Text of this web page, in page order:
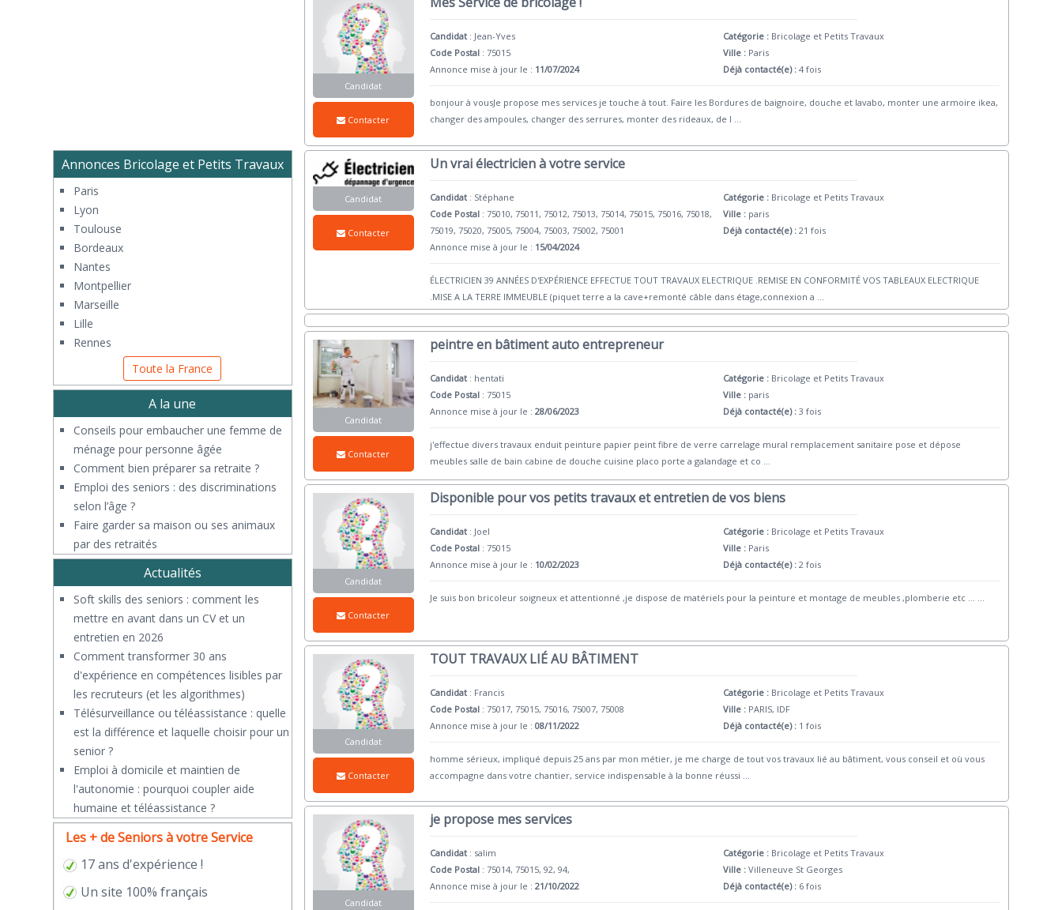
Candidat
Contacter
Candidat : Jean-Yves
Code Postal : 75015
Annonce mise à jour le : 11/07/2024
Catégorie : Bricolage et Petits Travaux
Ville : Paris
Déjà contacté(e) : 4 fois
bonjour à vousJe propose mes services je touche à tout. Faire les Bordures de baignoire, douche et lavabo, monter une armoire ikea,
changer des ampoules, changer des serrures, monter des rideaux, de l ...
Candidat
Contacter
Un vrai électricien à votre service
Candidat : Stéphane
Code Postal : 75010, 75011, 75012, 75013, 75014, 75015, 75016, 75018,
75019, 75020, 75005, 75004, 75003, 75002, 75001
Annonce mise à jour le : 15/04/2024
Catégorie : Bricolage et Petits Travaux
Ville : paris
Déjà contacté(e) : 21 fois
ÉLECTRICIEN 39 ANNÉES D'EXPÉRIENCE EFFECTUE TOUT TRAVAUX ELECTRIQUE .REMISE EN CONFORMITÉ VOS TABLEAUX ELECTRIQUE
.MISE A LA TERRE IMMEUBLE (piquet terre a la cave+remonté câble dans étage,connexion a ...
Candidat
Contacter
peintre en bâtiment auto entrepreneur
Candidat : hentati
Code Postal : 75015
Annonce mise à jour le :28/06/2023
Catégorie : Bricolage et Petits Travaux
Ville : paris
Déjà contacté(e) : 3 fois
j'effectue divers travaux enduit peinture papier peint fibre de verre carrelage mural remplacement sanitaire pose et dépose
meubles salle de bain cabine de douche cuisine placo porte a galandage et co ...
Candidat
Contacter
Disponible pour vos petits travaux et entretien de vos biens
Candidat : Joel
Code Postal : 75015
Annonce mise à jour le : 10/02/2023
Catégorie : Bricolage et Petits Travaux
Ville : Paris
Déjà contacté(e) : 2 fois
Je suis bon bricoleur soigneux et attentionné ,je dispose de matériels pour la peinture et montage de meubles ,plomberie etc ...
Candidat
Contacter
TOUT TRAVAUX LIÉ AU BÂTIMENT
Candidat : Francis
Code Postal : 75017, 75015, 75016, 75007, 75008
Annonce mise à jour le :08/11/2022
Catégorie : Bricolage et Petits Travaux
Ville : PARIS, IDF
Déjà contacté(e) : 1 fois
homme sérieux, impliqué depuis 25 ans par mon métier, je me charge de tout vos travaux lié au bâtiment, vous conseil et où vous
accompagne dans votre chantier, service indispensable à la bonne réussi
Candidat
je propose mes services
Candidat : salim
Code Postal : 75014, 75015, 92, 94,
Annonce mise à jour le :21/10/2022
Catégorie : Bricolage et Petits Travaux
Ville :Villeneuve St Georges
Déjà contacté(e) : 6 fois
Annonces Bricolage et Petits Travaux
Paris
Lyon
Toulouse
Bordeaux
Nantes
Montpellier
Marseille
Lille
Rennes
Toute la France
A la une
Conseils pour embaucher une femme de
ménage pour personne âgée
Comment bien préparer sa retraite ?
Emploi des seniors : des discriminations
selon l’âge ?
Faire garder sa maison ou ses animaux
par des retraités
Actualités
Soft skills des seniors : comment les
mettre en avant dans un CV et un
entretien en 2026
Comment transformer 30 ans
d'expérience en compétences lisibles par
les recruteurs (et les algorithmes)
Télésurveillance ou téléassistance : quelle
est la différence et laquelle choisir pour un
senior ?
​Emploi à domicile et maintien de
l'autonomie : pourquoi coupler aide
humaine et téléassistance ?
Les + de Seniors à votre Service
17 ans d'expérience !
Un site 100% français